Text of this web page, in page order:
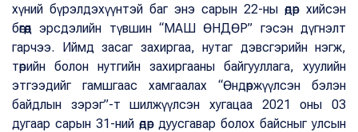
хүний бүрэлдэхүүнтэй баг энэ сарын 22-ны өдөр хийсэн
бөгөөд эрсдэлийн түвшин “МАШ ӨНДӨР” гэсэн дүгнэлт
гарчээ. Иймд засаг захиргаа, нутаг дэвсгэрийн нэгж,
төрийн болон нутгийн захиргааны байгууллага, хуулийн
этгээдийг гамшгаас хамгаалах “Өндөржүүлсэн бэлэн
байдлын зэрэг”-т шилжүүлсэн хугацаа 2021 оны 03
дугаар сарын 31-ний өдөр дуусгавар болох байсныг улсын